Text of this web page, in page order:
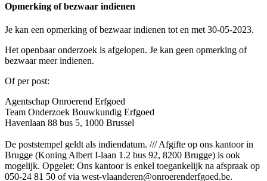
Opmerking of bezwaar indienen
Je kan een opmerking of bezwaar indienen tot en met 30-05-2023.
Het openbaar onderzoek is afgelopen. Je kan geen opmerking of
bezwaar meer indienen.
Of per post:
Agentschap Onroerend Erfgoed
Team Onderzoek Bouwkundig Erfgoed
Havenlaan 88 bus 5, 1000 Brussel
De poststempel geldt als indiendatum. /// Afgifte op ons kantoor in
Brugge (Koning Albert I-laan 1.2 bus 92, 8200 Brugge) is ook
mogelijk. Opgelet: Ons kantoor is enkel toegankelijk na afspraak op
050-24 81 50 of via west-vlaanderen@onroerenderfgoed.be.